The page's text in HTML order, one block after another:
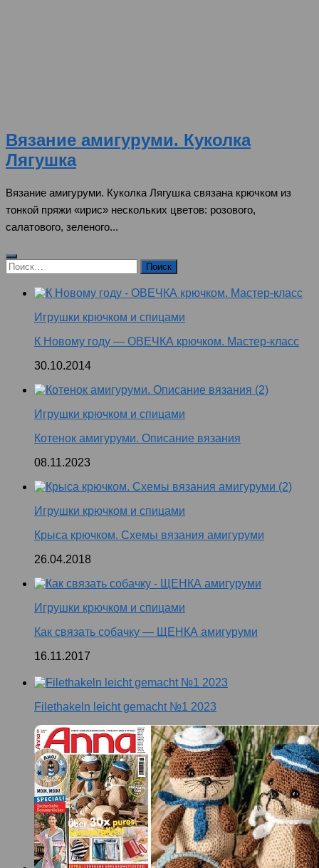
Вязание амигуруми. Куколка
Лягушка
Вязание амигуруми. Куколка Лягушка связана крючком из
тонкой пряжи «ирис» нескольких цветов: розового,
салатового, зеленого...
Найти:
Игрушки крючком и спицами
К Новому году — ОВЕЧКА крючком. Мастер-класс
30.10.2014
Игрушки крючком и спицами
Котенок амигуруми. Описание вязания
08.11.2023
Игрушки крючком и спицами
Крыса крючком. Схемы вязания амигуруми
26.04.2018
Игрушки крючком и спицами
Как связать собачку — ЩЕНКА амигуруми
16.11.2017
Filethakeln leicht gemacht №1 2023